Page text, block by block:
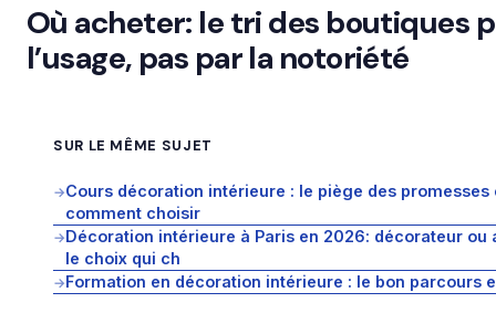
Où acheter: le tri des boutiques
l’usage, pas par la notoriété
SUR LE MÊME SUJET
→Cours décoration intérieure : le piège des promesses
comment choisir
→Décoration intérieure à Paris en 2026: décorateur ou
le choix qui ch
→Formation en décoration intérieure : le bon parcours